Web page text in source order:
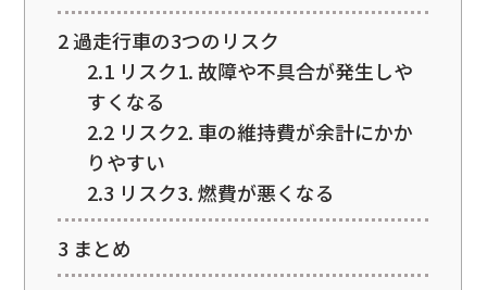
2過走行車の3つのリスク
2.1 リスク1. 故障や不具合が発生しや
すくなる
2.2 リスク2. 車の維持費が余計にかか
りやすい
2.3 リスク3. 燃費が悪くなる
3 まとめ